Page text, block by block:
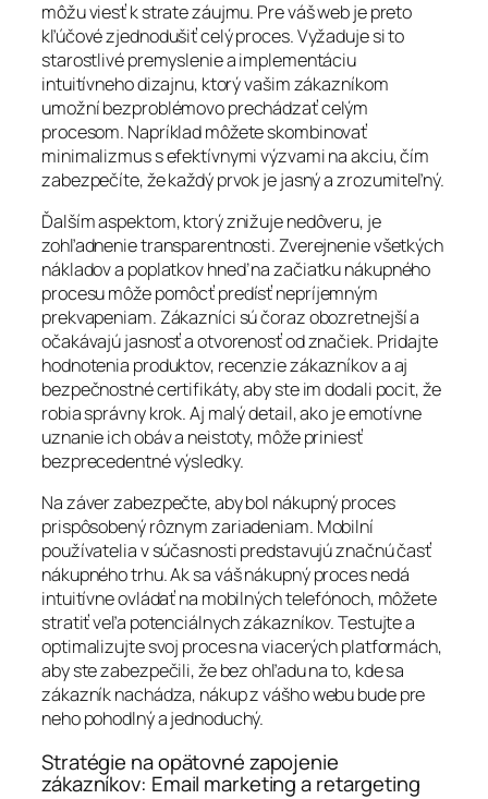
môžu viesť k strate záujmu. Pre váš web je preto
kľúčové zjednodušiť celý proces. Vyžaduje si to
starostlivé premyslenie a implementáciu
intuitívneho dizajnu, ktorý vašim zákazníkom
umožní bezproblémovo prechádzať celým
procesom. Napríklad môžete skombinovať
minimalizmus s efektívnymi výzvami na akciu, čím
zabezpečíte, že každý prvok je jasný a zrozumiteľný.
Ďalším aspektom, ktorý znižuje nedôveru, je
zohľadnenie transparentnosti. Zverejnenie všetkých
nákladov a poplatkov hneď na začiatku nákupného
procesu môže pomôcť predísť nepríjemným
prekvapeniam. Zákazníci sú čoraz obozretnejší a
očakávajú jasnosť a otvorenosť od značiek. Pridajte
hodnotenia produktov, recenzie zákazníkov a aj
bezpečnostné certifikáty, aby ste im dodali pocit, že
robia správny krok. Aj malý detail, ako je emotívne
uznanie ich obáv a neistoty, môže priniesť
bezprecedentné výsledky.
Na záver zabezpečte, aby bol nákupný proces
prispôsobený rôznym zariadeniam. Mobilní
používatelia v súčasnosti predstavujú značnú časť
nákupného trhu. Ak sa váš nákupný proces nedá
intuitívne ovládať na mobilných telefónoch, môžete
stratiť veľa potenciálnych zákazníkov. Testujte a
optimalizujte svoj proces na viacerých platformách,
aby ste zabezpečili, že bez ohľadu na to, kde sa
zákazník nachádza, nákup z vášho webu bude pre
neho pohodlný a jednoduchý.
Stratégie na opätovné zapojenie
zákazníkov: Email marketing a retargeting